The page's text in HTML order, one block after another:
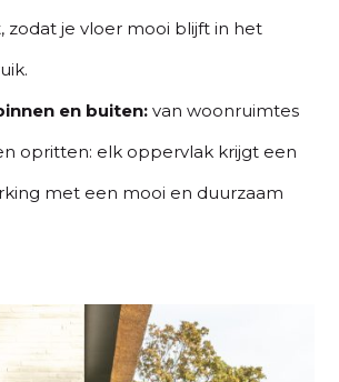
zodat je vloer mooi blijft in het
en buiten:van woonruimtes
opritten: elk oppervlak krijgt een
met een mooi en duurzaam